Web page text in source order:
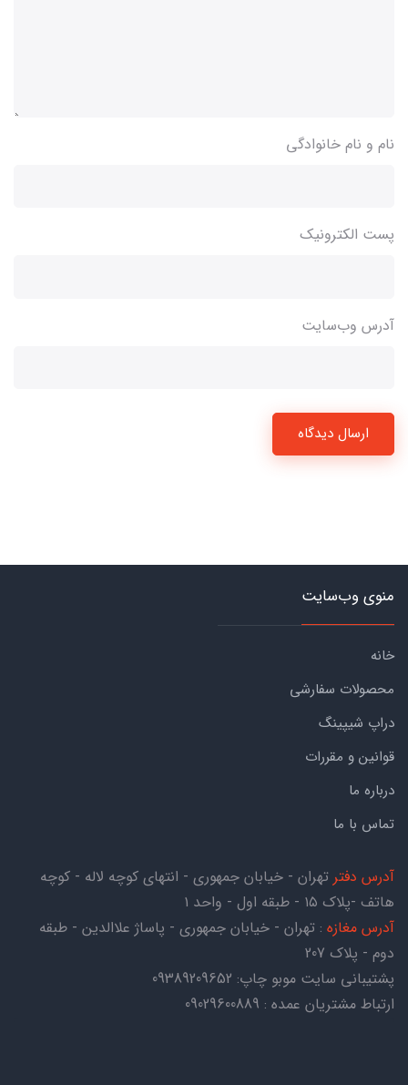
نام و نام خانوادگی
پست الکترونیک
آدرس وب‌سایت
ارسال دیدگاه
منوی وب‌سایت
خانه
محصولات سفارشی
دراپ شیپینگ
قوانین و مقررات
درباره ما
تماس با ما
آدرس دفتر تهران - خیابان جمهوری - انتهای کوچه لاله - کوچه
هاتف -پلاک ۱۵ - طبقه اول - واحد ۱
آدرس مغازه : تهران - خیابان جمهوری - پاساژ علاالدین - طبقه
دوم - پلاک 207
پشتیبانی سایت موبو چاپ: 09389209652
ارتباط مشتریان عمده : 09029600889